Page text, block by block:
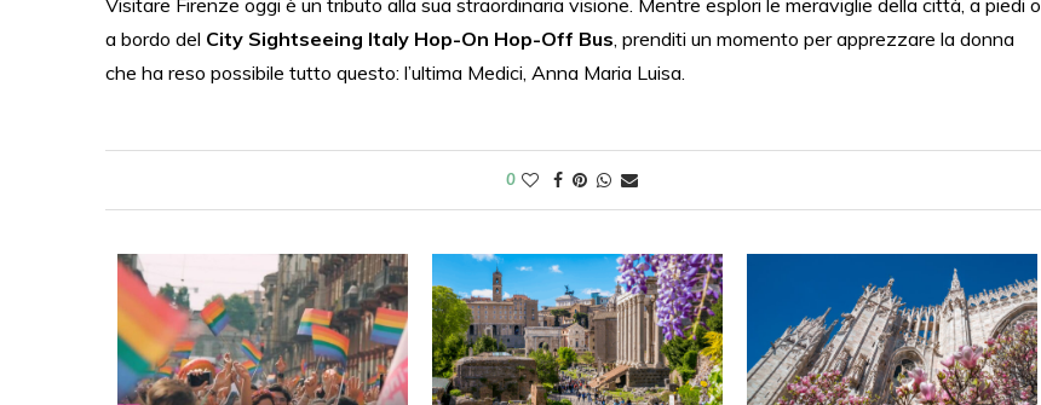
Visitare Firenze oggi è un tributo alla sua straordinaria visione. Mentre esplori le meraviglie della città, a piedi o
a bordo del City Sightseeing Italy Hop-On Hop-Off Bus, prenditi un momento per apprezzare la donna
che ha reso possibile tutto questo: l’ultima Medici, Anna Maria Luisa.
0